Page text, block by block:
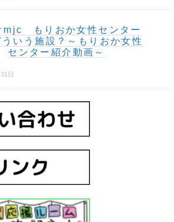
mjc もりおか女性センター
ういう施設？～もりおか女性
センター紹介動画～
日